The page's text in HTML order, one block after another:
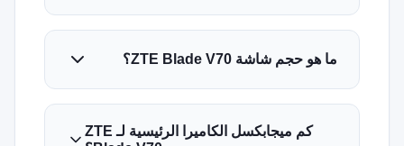
كم ميجابكسل الكاميرا الرئيسية لـ ZTE